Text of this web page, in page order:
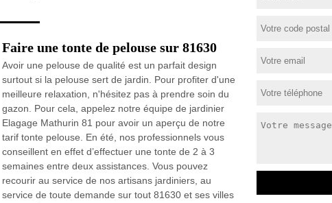
Faire une tonte de pelouse sur 81630
Avoir une pelouse de qualité est un parfait design
surtout si la pelouse sert de jardin. Pour profiter d'une
meilleure relaxation, n'hésitez pas à prendre soin du
gazon. Pour cela, appelez notre équipe de jardinier
Elagage Mathurin 81 pour avoir un aperçu de notre
tarif tonte pelouse. En été, nos professionnels vous
conseillent en effet d’effectuer une tonte de 2 à 3
semaines entre deux assistances. Vous pouvez
recourir au service de nos artisans jardiniers, au
service de toute demande sur tout 81630 et ses villes